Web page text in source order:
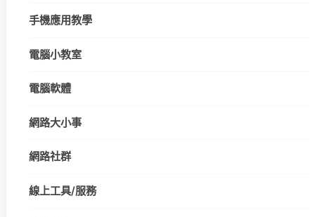
手機應用教學
電腦小教室
電腦軟體
網路大小事
網路社群
線上工具/服務